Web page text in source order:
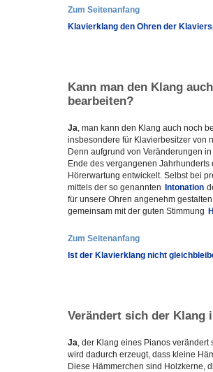
Zum Seitenanfang
Klavierklang den Ohren der
Kann man den Klang
bearbeiten?
Ja, man kann den Klang auch noch
insbesondere für Klavierbesitzer von
Denn aufgrund von Veränderungen
Ende des vergangenen
Hörerwartung entwickelt. Selbst bei
mittels der so genannten
Intonation
für unsere Ohren angenehm
gemeinsam mit der guten Stimmung
Zum Seitenanfang
Ist der Klavierklang nicht
Verändert sich der Klang
Ja, der Klang eines Pianos
wird dadurch erzeugt, dass kleine
Diese Hämmerchen sind Holzkerne,